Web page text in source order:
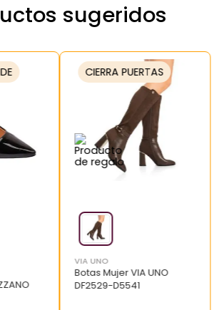
sugeridos
CIERRA PUERTAS
VIA UNO
Botas Mujer VIA UNO
DF2529-D5541